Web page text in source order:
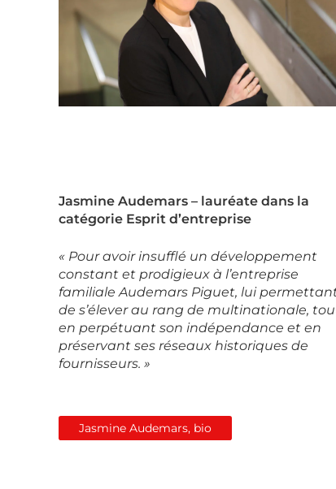
Jasmine Audemars – lauréate dans la
catégorie Esprit d’entreprise
« Pour avoir insufflé un développement
constant et prodigieux à l’entreprise
familiale Audemars Piguet, lui
de s’élever au rang de multinationale,
en perpétuant son indépendance et en
préservant ses réseaux historiques de
fournisseurs. »
Jasmine Audemars, bio